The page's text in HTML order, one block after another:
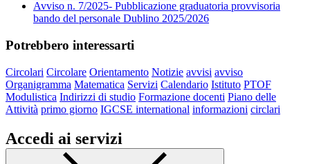
Avviso n. 7/2025- Pubblicazione graduatoria provvisoria
bando del personale Dublino 2025/2026
Potrebbero interessarti
Circolari Circolare Orientamento Notizie avvisi avviso
Organigramma Matematica Servizi Calendario Istituto PTOF
Modulistica Indirizzi di studio Formazione docenti Piano delle
Attività primo giorno IGCSE international informazioni circlari
Accedi ai servizi